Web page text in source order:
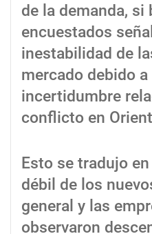
de la demanda, si
encuestados
inestabilidad de
mercado debido
incertidumbre
conflicto en
Esto se tradujo
débil de los
general y las
observaron